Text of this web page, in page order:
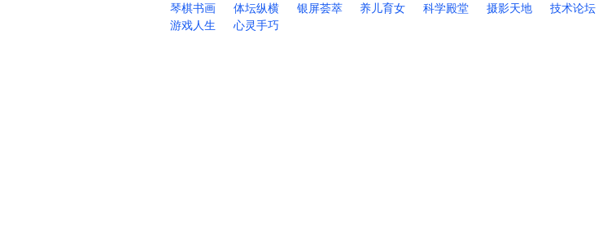
琴棋书画
体坛纵横 银屏荟萃 养儿育女 科学殿堂 摄影天地 技术论坛
游戏人生
心灵手巧